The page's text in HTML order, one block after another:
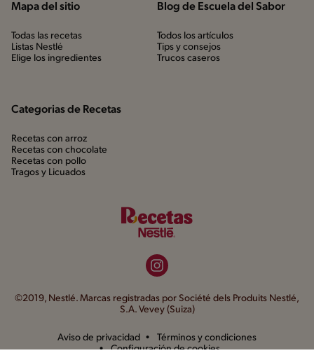
Mapa del sitio
Todas las recetas
Listas Nestlé
Elige los ingredientes
Blog de Escuela del Sabor
Todos los artículos
Tips y consejos
Trucos caseros
Categorias de Recetas
Recetas con arroz
Recetas con chocolate
Recetas con pollo
Tragos y Licuados
©2019, Nestlé. Marcas registradas por Société dels Produits Nestlé,
S.A. Vevey (Suiza)
Aviso de privacidad
Términos y condiciones
Configuración de cookies